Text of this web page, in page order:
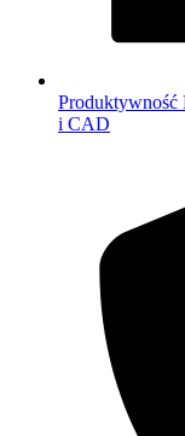
Produktywność
i CAD